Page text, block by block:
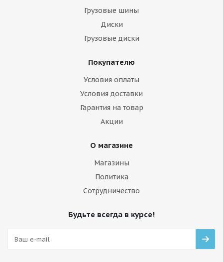
Грузовые шины
Диски
Грузовые диски
Покупателю
Условия оплаты
Условия доставки
Гарантия на товар
Акции
О магазине
Магазины
Политика
Сотрудничество
Будьте всегда в курсе!